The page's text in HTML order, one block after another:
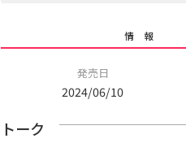
情 報
発売日
2024/06/10
トーク